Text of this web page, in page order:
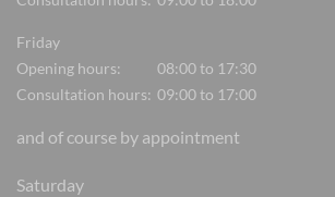
Friday
Opening hours:
08:00 to 17:30
Consultation hours: 09:00 to 17:00
and of course by appointment
Saturday